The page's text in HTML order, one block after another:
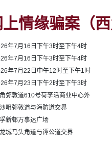
情缘骗案（
年7月16日下午3时至下午4时
年7月16日下午3时至下午4时
年7月22日中午12时至下午1时
年7月23日下午2时至下午3时
弥敦道610号荷李活商业中心外
咀弥敦道与海防道交界
新邨万事达广场
城马头角道与谭公道交界